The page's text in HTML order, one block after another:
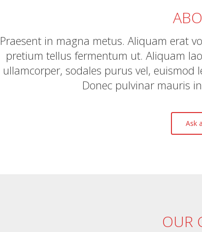
Praesent in magna metus. Aliquam erat
pretium tellus fermentum ut. Aliquam
ullamcorper, sodales purus vel, euismod
Donec pulvinar mauris
Ask
OUR